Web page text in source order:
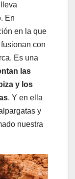
En
en la que
con
Es una
las
y los
. Y en ella
y
nuestra